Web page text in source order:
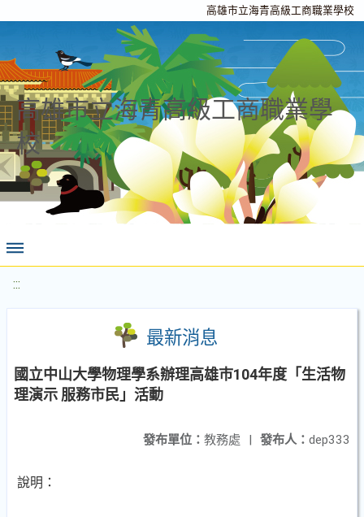
高雄市立海青高級工商職業學校
高雄市立海青高級工商職業學
校
:::
最新消息
國立中山大學物理學系辦理高雄巿104年度「生活物
理演示 服務市民」活動
發布人： dep333
發布單位： 教務處 |
說明：